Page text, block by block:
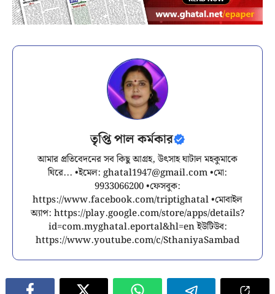
তৃপ্তি পাল কর্মকার
আমার প্রতিবেদনের সব কিছু আগ্রহ, উৎসাহ ঘাটাল মহকুমাকে
ঘিরে... •ইমেল: ghatal1947@gmail.com•মো:
9933066200 •ফেসবুক:
https://www.facebook.com/triptighatal •মোবাইল
অ্যাপ: https://play.google.com/store/apps/details?
id=com.myghatal.eportal&hl=en ইউটিউব:
https://www.youtube.com/c/SthaniyaSambad